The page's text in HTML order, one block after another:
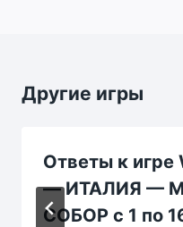
Другие игры
Ответы к игре
— ИТАЛИЯ —
СОБОР с 1 по